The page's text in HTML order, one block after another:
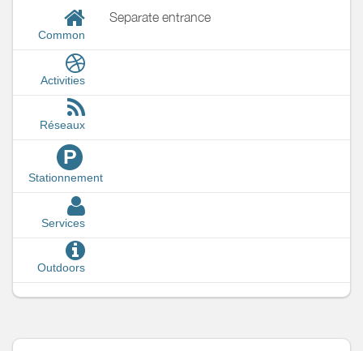
Common
Separate entrance
Activities
Réseaux
P
Stationnement
Services
Outdoors